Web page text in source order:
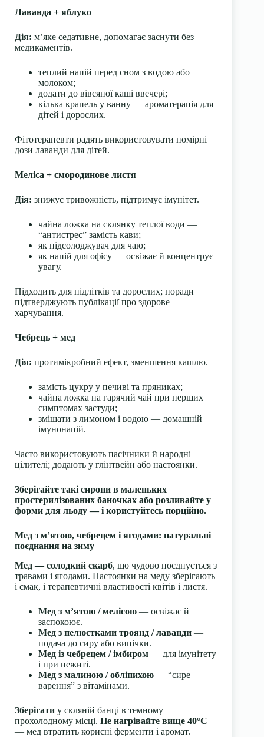
Лаванда + яблуко
Дія: м’яке седативне, допомагає заснути без
медикаментів.
теплий напій перед сном з водою або
молоком;
додати до вівсяної каші ввечері;
кілька крапель у ванну — ароматерапія для
дітей і дорослих.
Фітотерапевти радять використовувати помірні
дози лаванди для дітей.
Меліса + смородинове листя
Дія: знижує тривожність, підтримує імунітет.
чайна ложка на склянку теплої води —
“антистрес” замість кави;
як підсолоджувач для чаю;
як напій для офісу — освіжає й концентрує
увагу.
Підходить для підлітків та дорослих; поради
підтверджують публікації про здорове
харчування.
Чебрець + мед
Дія: протимікробний ефект, зменшення кашлю.
замість цукру у печиві та пряниках;
чайна ложка на гарячий чай при перших
симптомах застуди;
змішати з лимоном і водою — домашній
імунонапій.
Часто використовують пасічники й народні
цілителі; додають у глінтвейн або настоянки.
Зберігайте такі сиропи в маленьких
простерилізованих баночках або розливайте у
форми для льоду — і користуйтесь порційно.
Мед з м’ятою, чебрецем і ягодами: натуральні
поєднання на зиму
Мед — солодкий скарб, що чудово поєднується з
травами і ягодами. Настоянки на меду зберігають
і смак, і терапевтичні властивості квітів і листя.
Мед з м’ятою / мелісою — освіжає й
заспокоює.
Мед з пелюстками троянд / лаванди —
подача до сиру або випічки.
Мед із чебрецем / імбиром — для імунітету
і при нежиті.
Мед з малиною / обліпихою — “сире
варення” з вітамінами.
Зберігати у скляній банці в темному
прохолодному місці. Не нагрівайте вище 40°C
— мед втратить корисні ферменти і аромат.